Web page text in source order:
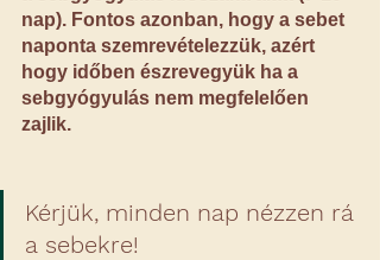
nap). Fontos azonban, hogy a sebet
naponta szemrevételezzük, azért
hogy időben észrevegyük ha a
sebgyógyulás nem megfelelően
zajlik.
Kérjük, minden nap nézzen rá
a sebekre!